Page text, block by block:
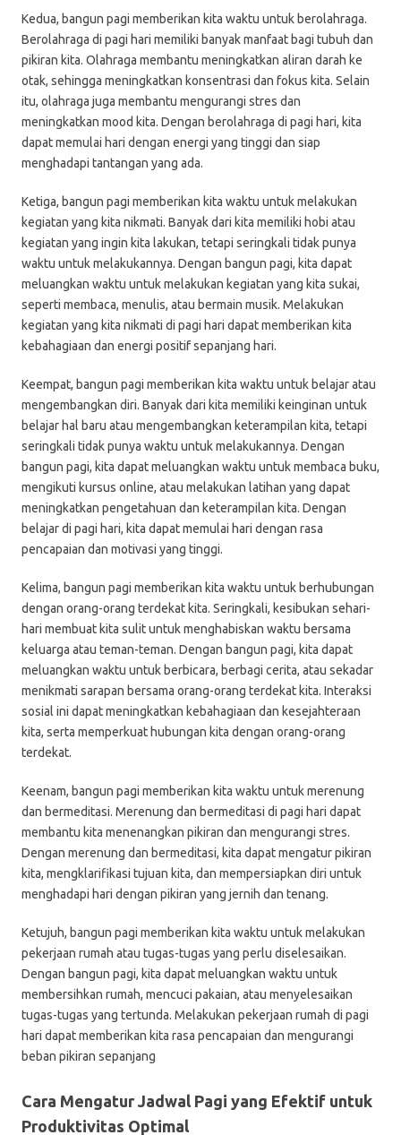
Kedua, bangun pagi memberikan kita waktu untuk berolahraga.
Berolahraga di pagi hari memiliki banyak manfaat bagi tubuh dan
pikiran kita. Olahraga membantu meningkatkan aliran darah ke
otak, sehingga meningkatkan konsentrasi dan fokus kita. Selain
itu, olahraga juga membantu mengurangi stres dan
meningkatkan mood kita. Dengan berolahraga di pagi hari, kita
dapat memulai hari dengan energi yang tinggi dan siap
menghadapi tantangan yang ada.
Ketiga, bangun pagi memberikan kita waktu untuk melakukan
kegiatan yang kita nikmati. Banyak dari kita memiliki hobi atau
kegiatan yang ingin kita lakukan, tetapi seringkali tidak punya
waktu untuk melakukannya. Dengan bangun pagi, kita dapat
meluangkan waktu untuk melakukan kegiatan yang kita sukai,
seperti membaca, menulis, atau bermain musik. Melakukan
kegiatan yang kita nikmati di pagi hari dapat memberikan kita
kebahagiaan dan energi positif sepanjang hari.
Keempat, bangun pagi memberikan kita waktu untuk belajar atau
mengembangkan diri. Banyak dari kita memiliki keinginan untuk
belajar hal baru atau mengembangkan keterampilan kita, tetapi
seringkali tidak punya waktu untuk melakukannya. Dengan
bangun pagi, kita dapat meluangkan waktu untuk membaca buku,
mengikuti kursus online, atau melakukan latihan yang dapat
meningkatkan pengetahuan dan keterampilan kita. Dengan
belajar di pagi hari, kita dapat memulai hari dengan rasa
pencapaian dan motivasi yang tinggi.
Kelima, bangun pagi memberikan kita waktu untuk berhubungan
dengan orang-orang terdekat kita. Seringkali, kesibukan sehari-
hari membuat kita sulit untuk menghabiskan waktu bersama
keluarga atau teman-teman. Dengan bangun pagi, kita dapat
meluangkan waktu untuk berbicara, berbagi cerita, atau sekadar
menikmati sarapan bersama orang-orang terdekat kita. Interaksi
sosial ini dapat meningkatkan kebahagiaan dan kesejahteraan
kita, serta memperkuat hubungan kita dengan orang-orang
terdekat.
Keenam, bangun pagi memberikan kita waktu untuk merenung
dan bermeditasi. Merenung dan bermeditasi di pagi hari dapat
membantu kita menenangkan pikiran dan mengurangi stres.
Dengan merenung dan bermeditasi, kita dapat mengatur pikiran
kita, mengklarifikasi tujuan kita, dan mempersiapkan diri untuk
menghadapi hari dengan pikiran yang jernih dan tenang.
Ketujuh, bangun pagi memberikan kita waktu untuk melakukan
pekerjaan rumah atau tugas-tugas yang perlu diselesaikan.
Dengan bangun pagi, kita dapat meluangkan waktu untuk
membersihkan rumah, mencuci pakaian, atau menyelesaikan
tugas-tugas yang tertunda. Melakukan pekerjaan rumah di pagi
hari dapat memberikan kita rasa pencapaian dan mengurangi
beban pikiran sepanjang
Cara Mengatur Jadwal Pagi yang Efektif untuk
Produktivitas Optimal